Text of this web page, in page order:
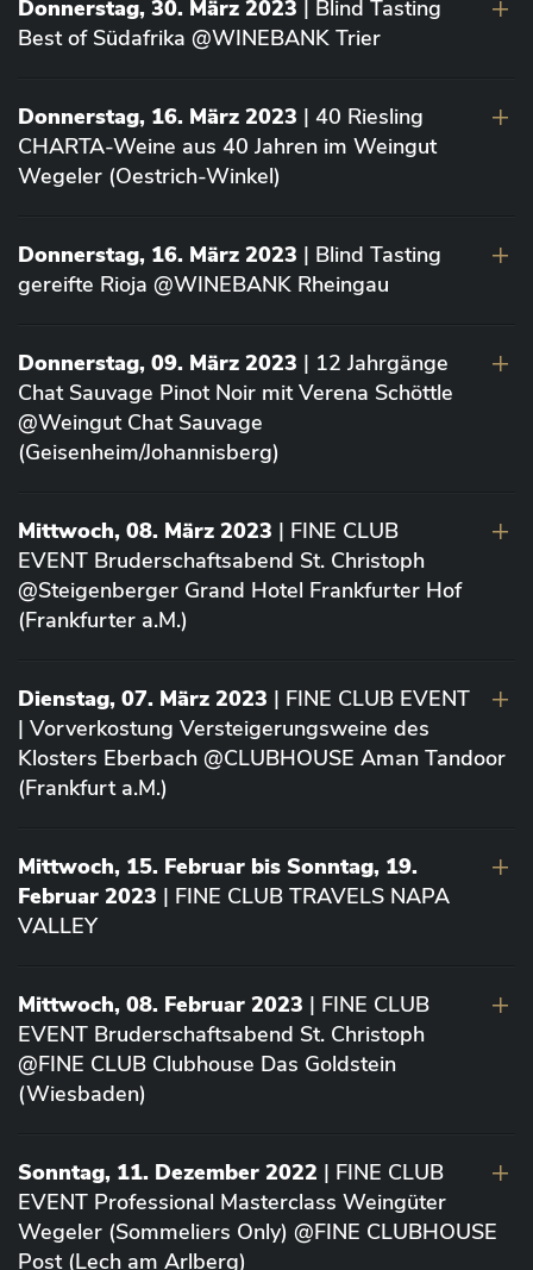
Donnerstag, 30. März 2023
| Blind Tasting
Best of Südafrika @WINEBANK Trier
Donnerstag, 16. März 2023 | 40 Riesling
CHARTA-Weine aus 40 Jahren im Weingut
Wegeler (Oestrich-Winkel)
Donnerstag, 16. März 2023 | Blind Tasting
gereifte Rioja @WINEBANK Rheingau
Donnerstag, 09. März 2023 | 12 Jahrgänge
Chat Sauvage Pinot Noir mit Verena Schöttle
@Weingut Chat Sauvage
(Geisenheim/Johannisberg)
Mittwoch, 08. März 2023 | FINE CLUB
EVENT Bruderschaftsabend St. Christoph
@Steigenberger Grand Hotel Frankfurter Hof
(Frankfurter a.M.)
Dienstag, 07. März 2023 | FINE CLUB EVENT
| Vorverkostung Versteigerungsweine des
Klosters Eberbach @CLUBHOUSE Aman Tandoor
(Frankfurt a.M.)
Mittwoch, 15. Februar bis Sonntag, 19.
Februar 2023 | FINE CLUB TRAVELS NAPA
VALLEY
Mittwoch, 08. Februar 2023 | FINE CLUB
EVENT Bruderschaftsabend St. Christoph
@FINE CLUB Clubhouse Das Goldstein
(Wiesbaden)
Sonntag, 11. Dezember 2022 | FINE CLUB
EVENT Professional Masterclass Weingüter
Wegeler (Sommeliers Only) @FINE CLUBHOUSE
Post (Lech am Arlberg)